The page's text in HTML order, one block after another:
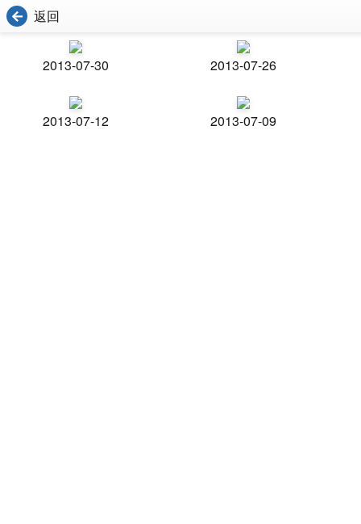
返回
2013-07-30 2013-07-26
2013-07-12 2013-07-09